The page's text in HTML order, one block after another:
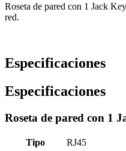
Roseta de pared con 1 Jack
red.
Especificaciones
Especificaciones
Roseta de pared con 1
Tipo
RJ45